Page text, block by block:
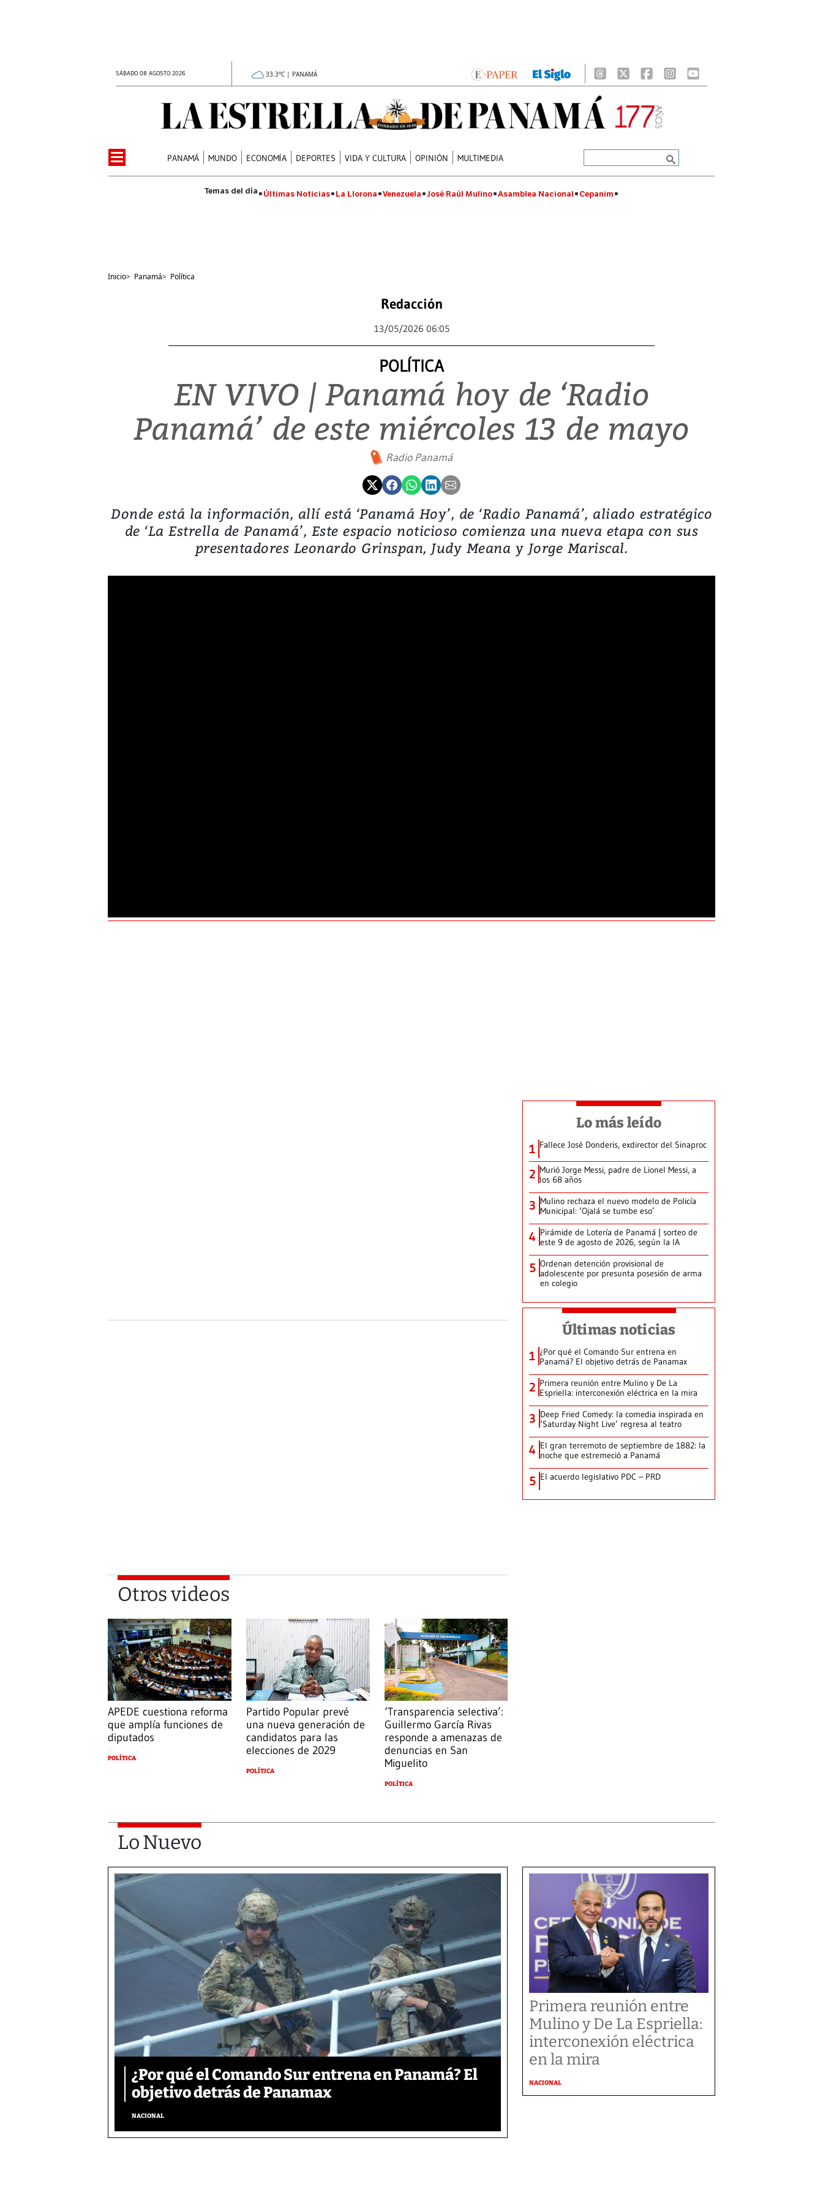
SÁBADO 08 AGOSTO 2026 33.3°C | PANAMÁ
PANAMÁ MUNDO ECONOMÍA DEPORTES VIDA Y CULTURA OPINIÓN MULTIMEDIA
Últimas Noticias La Llorona Venezuela José Raúl Mulino Asamblea Nacional Cepanim
Inicio> Panamá> Política
Redacción
13/05/2026 06:05
POLÍTICA
EN VIVO | Panamá hoy de ‘Radio
Panamá’ de este miércoles 13 de mayo
Radio Panamá
Donde está la información, allí está ‘Panamá Hoy’, de ‘Radio Panamá’, aliado estratégico
de ‘La Estrella de Panamá’, Este espacio noticioso comienza una nueva etapa con sus
presentadores Leonardo Grinspan, Judy Meana y Jorge Mariscal.
Otros videos
APEDE cuestiona reforma
que amplía funciones de
diputados
POLÍTICA
Partido Popular prevé
una nueva generación de
candidatos para las
elecciones de 2029
POLÍTICA
‘Transparencia selectiva’:
Guillermo García Rivas
responde a amenazas de
denuncias en San
Miguelito
POLÍTICA
Lo más leído
1 Fallece José Donderis, exdirector del Sinaproc
2 Murió Jorge Messi, padre de Lionel Messi, a
los 68 años
3 Mulino rechaza el nuevo modelo de Policía
Municipal: ‘Ojalá se tumbe eso’
4 Pirámide de Lotería de Panamá | sorteo de
este 9 de agosto de 2026, según la IA
5 Ordenan detención provisional de
adolescente por presunta posesión de arma
en colegio
Últimas noticias
1 ¿Por qué el Comando Sur entrena en
Panamá? El objetivo detrás de Panamax
2 Primera reunión entre Mulino y De La
Espriella: interconexión eléctrica en la mira
3 Deep Fried Comedy: la comedia inspirada en
‘Saturday Night Live’ regresa al teatro
4 El gran terremoto de septiembre de 1882: la
noche que estremeció a Panamá
5 El acuerdo legislativo PDC – PRD
Lo Nuevo
¿Por qué el Comando Sur entrena en Panamá? El
objetivo detrás de Panamax
NACIONAL
Primera reunión entre
Mulino y De La Espriella:
interconexión eléctrica
en la mira
NACIONAL